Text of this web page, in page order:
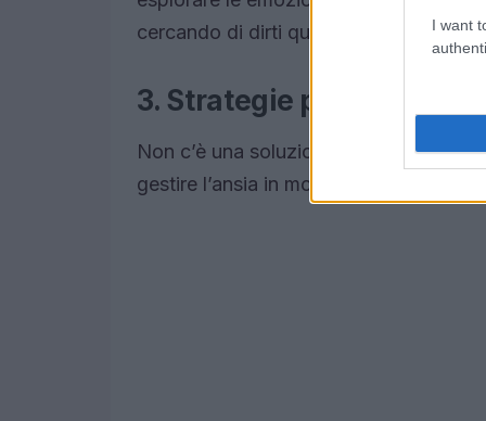
I want
cercando di dirti qualcosa?
3. Strategie per affrontare
Non c’è una soluzione unica per tutti,
gestire l’ansia in modo efficace. Ecco